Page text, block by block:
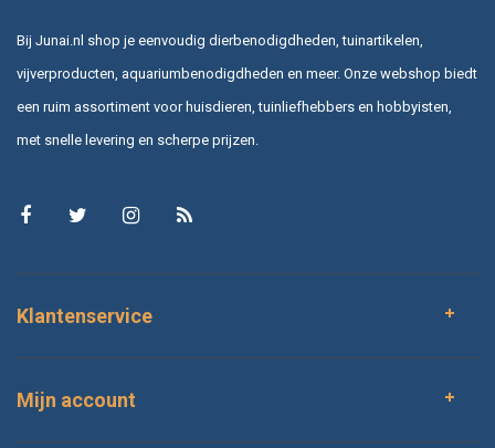
Bij Junai.nl shop je eenvoudig dierbenodigdheden, tuinartikelen,
vijverproducten, aquariumbenodigdheden en meer. Onze webshop biedt
een ruim assortiment voor huisdieren, tuinliefhebbers en hobbyisten,
met snelle levering en scherpe prijzen.
Klantenservice
Mijn account